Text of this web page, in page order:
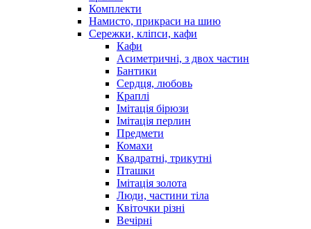
Комплекти
Намисто, прикраси на шию
Сережки, кліпси, кафи
Кафи
Асиметричні, з двох частин
Бантики
Сердця, любовь
Краплі
Імітація бірюзи
Імітація перлин
Предмети
Комахи
Квадратні, трикутні
Пташки
Імітація золота
Люди, частини тіла
Квіточки різні
Вечірні